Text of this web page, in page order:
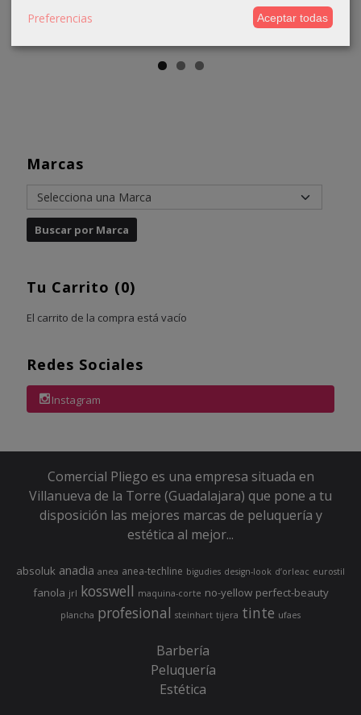
Marcas
Tu Carrito (0)
El carrito de la compra está vacío
Redes Sociales
Instagram
2,90 € 3,50 € 3,50 €
Comercial Pliego es una empresa situada en
Villanueva de la Torre (Guadalajara) que pone a tu
disposición las mejores marcas de peluquería y
estética al mejor...
absoluk anadia anea anea-techline bigudies design-look d’orleac eurostil
fanola jrl kosswell maquina-corte no-yellow perfect-beauty
plancha profesional steinhart tijera tinte ufaes
Barbería
Peluquería
Estética
Preferencias Aceptar todas